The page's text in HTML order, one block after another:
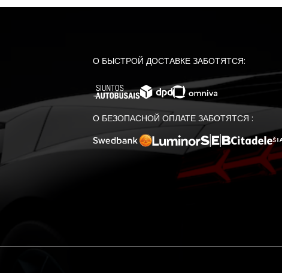
О БЫСТРОЙ ДОСТАВКЕ ЗАБОТЯТСЯ:
О БЕЗОПАСНОЙ ОПЛАТЕ ЗАБОТЯТСЯ :